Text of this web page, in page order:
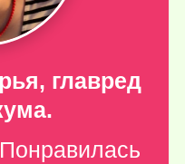
главред